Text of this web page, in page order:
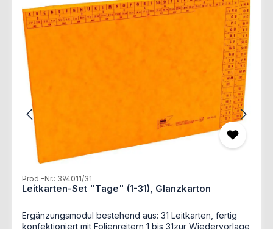
Prod.-Nr.: 394011/31
Leitkarten-Set "Tage" (1-31), Glanzkarton
Ergänzungsmodul bestehend aus: 31 Leitkarten, fertig
konfektioniert mit Folienreitern 1 bis 31zur Wiedervorlage